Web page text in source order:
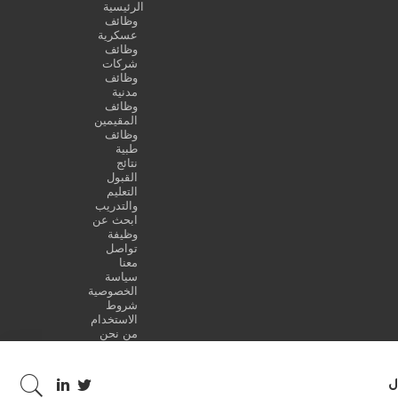
الرئيسية
وظائف
عسكرية
وظائف
شركات
وظائف
مدنية
وظائف
المقيمين
وظائف
طبية
نتائج
القبول
التعليم
والتدريب
ابحث عن
وظيفة
تواصل
معنا
سياسة
الخصوصية
شروط
الاستخدام
من نحن